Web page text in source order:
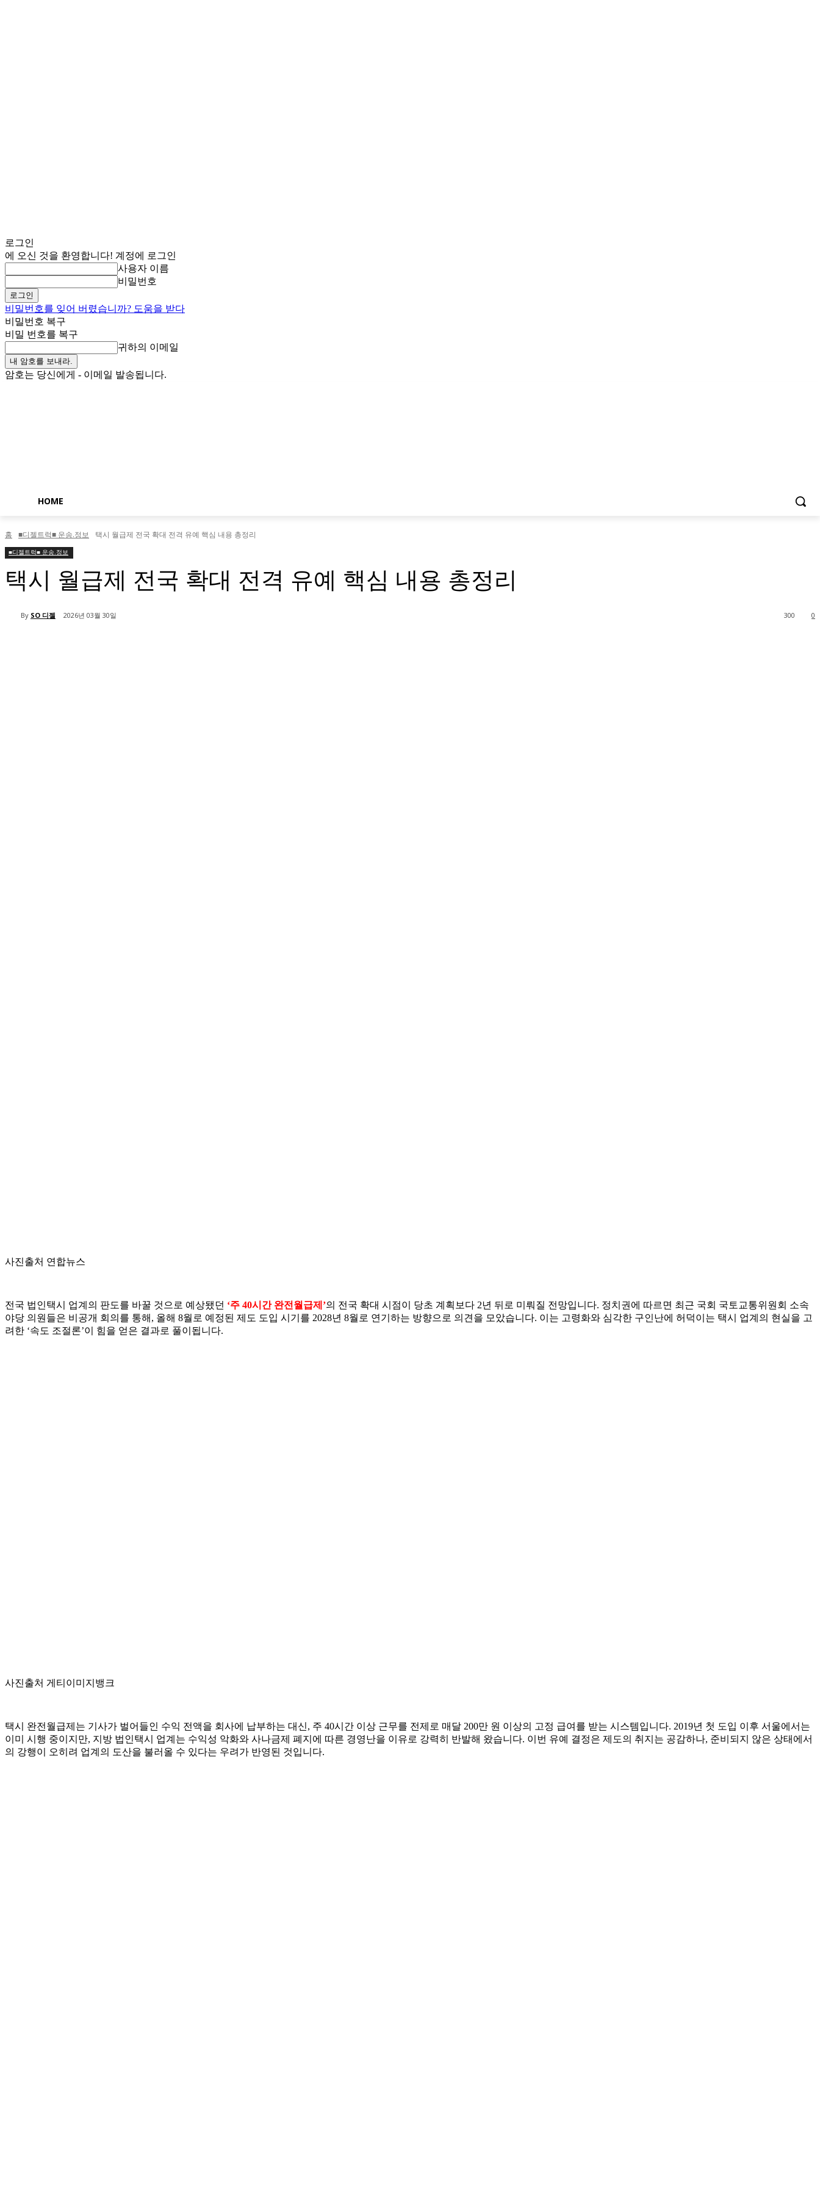
로그인
에 오신 것을 환영합니다! 계정에 로그인
사용자 이름
비밀번호
비밀번호를 잊어 버렸습니까? 도움을 받다
비밀번호 복구
비밀 번호를 복구
귀하의 이메일
암호는 당신에게 - 이메일 발송됩니다.
HOME
홈 ■디젤트럭■ 운송.정보 택시 월급제 전국 확대 전격 유예 핵심 내용 총정리
■디젤트럭■ 운송.정보
택시 월급제 전국 확대 전격 유예 핵심 내용 총정리
By SO 디젤 2026년 03월 30일 0
300
사진출처 연합뉴스
전국 법인택시 업계의 판도를 바꿀 것으로 예상됐던 ‘주 40시간 완전월급제’의 전국 확대 시점이 당초 계획보다 2년 뒤로 미뤄질 전망입니다. 정치권에 따르면 최근 국회 국토교통위원회 소속
야당 의원들은 비공개 회의를 통해, 올해 8월로 예정된 제도 도입 시기를 2028년 8월로 연기하는 방향으로 의견을 모았습니다. 이는 고령화와 심각한 구인난에 허덕이는 택시 업계의 현실을 고
려한 ‘속도 조절론’이 힘을 얻은 결과로 풀이됩니다.
사진출처 게티이미지뱅크
택시 완전월급제는 기사가 벌어들인 수익 전액을 회사에 납부하는 대신, 주 40시간 이상 근무를 전제로 매달 200만 원 이상의 고정 급여를 받는 시스템입니다. 2019년 첫 도입 이후 서울에서는
이미 시행 중이지만, 지방 법인택시 업계는 수익성 악화와 사나금제 폐지에 따른 경영난을 이유로 강력히 반발해 왔습니다. 이번 유예 결정은 제도의 취지는 공감하나, 준비되지 않은 상태에서
의 강행이 오히려 업계의 도산을 불러올 수 있다는 우려가 반영된 것입니다.